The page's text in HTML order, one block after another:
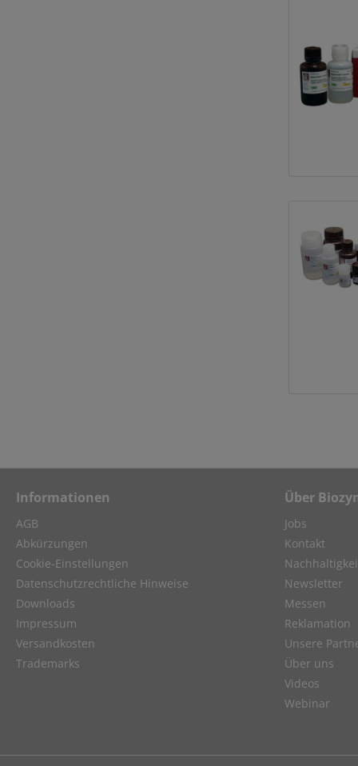
Informationen
AGB
Abkürzungen
Cookie-Einstellungen
Datenschutzrechtliche Hinweise
Downloads
Impressum
Versandkosten
Trademarks
Über
Jobs
Kontakt
Newsletter
Messen
Reklamation
Unsere
Über uns
Videos
Webinar